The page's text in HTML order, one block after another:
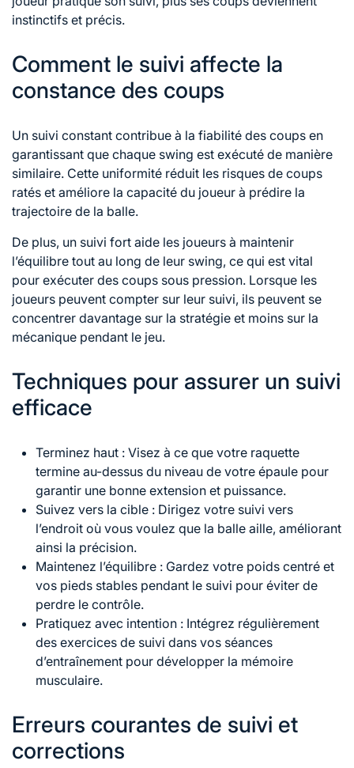
instinctifs et précis.
Comment le suivi affecte la
constance des coups
Un suivi constant contribue à la fiabilité des coups en
garantissant que chaque swing est exécuté de manière
similaire. Cette uniformité réduit les risques de coups
ratés et améliore la capacité du joueur à prédire la
trajectoire de la balle.
De plus, un suivi fort aide les joueurs à maintenir
l’équilibre tout au long de leur swing, ce qui est vital
pour exécuter des coups sous pression. Lorsque les
joueurs peuvent compter sur leur suivi, ils peuvent se
concentrer davantage sur la stratégie et moins sur la
mécanique pendant le jeu.
Techniques pour assurer un suivi
efficace
Terminez haut : Visez à ce que votre raquette
termine au-dessus du niveau de votre épaule pour
garantir une bonne extension et puissance.
Suivez vers la cible : Dirigez votre suivi vers
l’endroit où vous voulez que la balle aille, améliorant
ainsi la précision.
Maintenez l’équilibre : Gardez votre poids centré et
vos pieds stables pendant le suivi pour éviter de
perdre le contrôle.
Pratiquez avec intention : Intégrez régulièrement
des exercices de suivi dans vos séances
d’entraînement pour développer la mémoire
musculaire.
Erreurs courantes de suivi et
corrections